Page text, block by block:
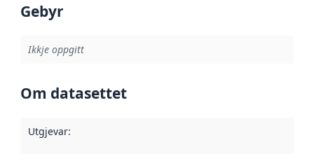
Gebyr
Ikkje oppgitt
Om datasettet
Utgjevar: